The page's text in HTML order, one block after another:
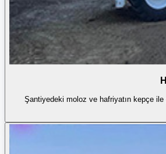
Şantiyedeki moloz ve hafriyatın kepçe